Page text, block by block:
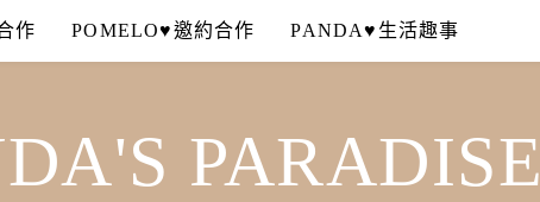
作 POMELO♥邀約合作 PANDA♥生活趣事
PARADISE